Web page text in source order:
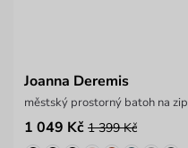
Joanna Deremis
městský prostorný batoh na zip
1 049 Kč 1 399 Kč